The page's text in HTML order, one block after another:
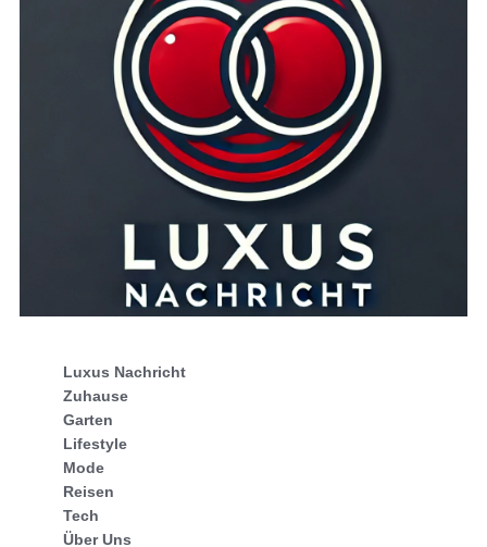
Luxus Nachricht
Zuhause
Garten
Lifestyle
Mode
Reisen
Tech
Über Uns